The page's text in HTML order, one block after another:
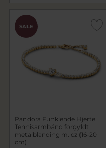
SALE
Pandora Funklende Hjerte
Tennisarmbånd forgyldt
metalblanding m. cz (16-20
cm)